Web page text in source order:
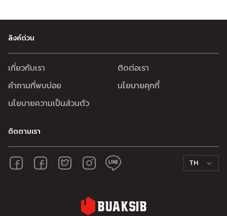
ลิงค์ด่วน
เกี่ยวกับเรา
ติดต่อเรา
คำถามที่พบบ่อย
นโยบายคุกกี้
นโยบายความเป็นส่วนตัว
ติดตามเรา
TH